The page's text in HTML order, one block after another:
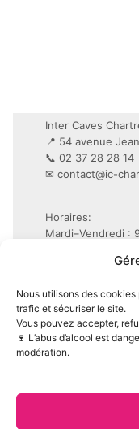
Nous utilisons des
trafic et sécuriser le site.
Vous pouvez accepter,
🍷 L’abus d’alcool est
modération.
Inter Caves
📍 54 avenue
📞 02 37 28 28 14
✉ contact@ic-
Horaires:
Mardi–Vendredi :
Conditions
Mentions légales
Politique de
Politique de